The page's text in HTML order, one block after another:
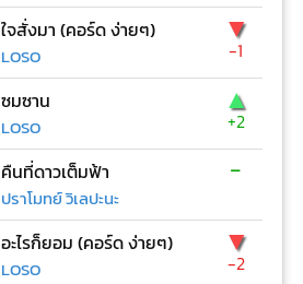
ใจสั่งมา (คอร์ด ง่ายๆ)
LOSO
▼
-1
ซมซาน
LOSO
▲
+2
คืนที่ดาวเต็มฟ้า
ปราโมทย์ วิเลปะนะ
-
อะไรก็ยอม (คอร์ด ง่ายๆ)
LOSO
▼
-2